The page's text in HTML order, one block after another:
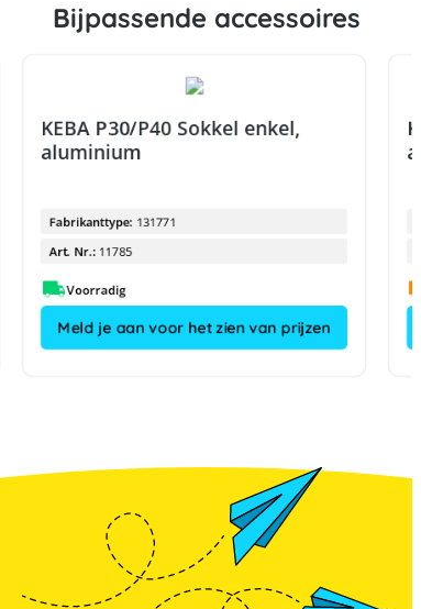
Bijpassende accessoires
KEBA P30/P40 Sokkel enkel,
aluminium
Fabrikanttype: 131771
Art. Nr.: 11785
Voorradig
Meld je aan voor het zien van prijzen